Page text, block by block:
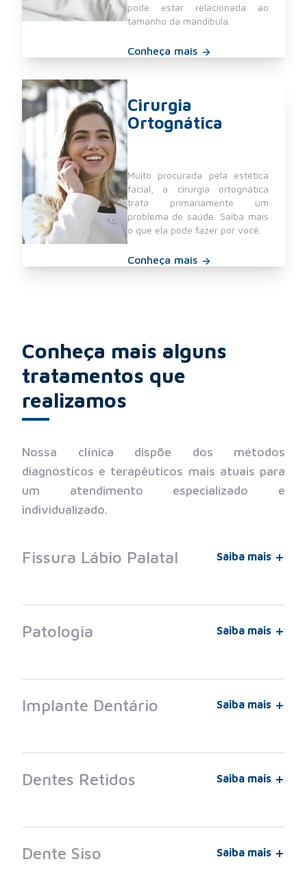
pode estar relacionada ao
tamanho da mandíbula.
Conheça mais
Cirurgia
Ortognática
Muito procurada pela estética
facial, a cirurgia ortognática
trata primariamente um
problema de saúde. Saiba mais
o que ela pode fazer por você.
Conheça mais
Conheça mais alguns
tratamentos que
realizamos
Nossa clínica dispõe dos métodos
diagnósticos e terapêuticos mais atuais para
um atendimento especializado e
individualizado.
Fissura Lábio Palatal Saiba mais
Patologia Saiba mais
Implante Dentário Saiba mais
Dentes Retidos Saiba mais
Dente Siso Saiba mais